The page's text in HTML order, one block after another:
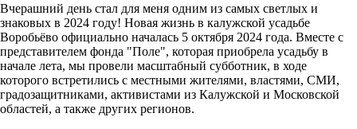
Вчерашний день стал для меня одним из самых светлых и
знаковых в 2024 году! Новая жизнь в калужской усадьбе
Воробьёво официально началась 5 октября 2024 года. Вместе с
представителем фонда "Поле", которая приобрела усадьбу в
начале лета, мы провели масштабный субботник, в ходе
которого встретились с местными жителями, властями, СМИ,
градозащитниками, активистами из Калужской и Московской
областей, а также других регионов.